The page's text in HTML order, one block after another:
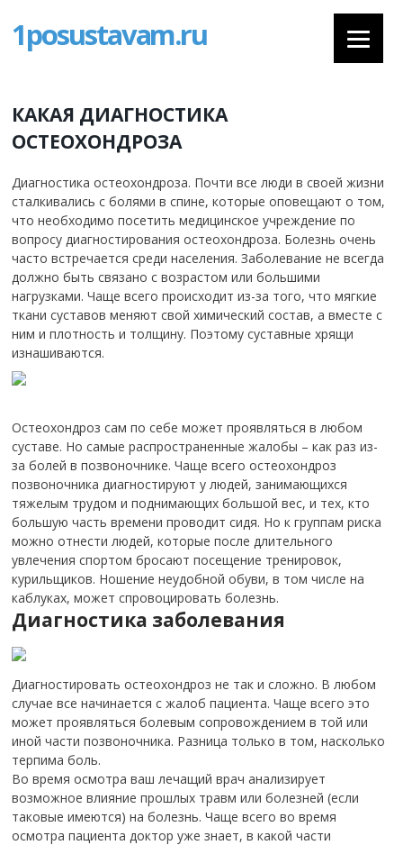
1posustavam.ru
КАКАЯ ДИАГНОСТИКА
ОСТЕОХОНДРОЗА
Диагностика остеохондроза. Почти все люди в своей жизни
сталкивались с болями в спине, которые оповещают о том,
что необходимо посетить медицинское учреждение по
вопросу диагностирования остеохондроза. Болезнь очень
часто встречается среди населения. Заболевание не всегда
должно быть связано с возрастом или большими
нагрузками. Чаще всего происходит из-за того, что мягкие
ткани суставов меняют свой химический состав, а вместе с
ним и плотность и толщину. Поэтому суставные хрящи
изнашиваются.
Остеохондроз сам по себе может проявляться в любом
суставе. Но самые распространенные жалобы – как раз из-
за болей в позвоночнике. Чаще всего остеохондроз
позвоночника диагностируют у людей, занимающихся
тяжелым трудом и поднимающих большой вес, и тех, кто
большую часть времени проводит сидя. Но к группам риска
можно отнести людей, которые после длительного
увлечения спортом бросают посещение тренировок,
курильщиков. Ношение неудобной обуви, в том числе на
каблуках, может спровоцировать болезнь.
Диагностика заболевания
Диагностировать остеохондроз не так и сложно. В любом
случае все начинается с жалоб пациента. Чаще всего это
может проявляться болевым сопровождением в той или
иной части позвоночника. Разница только в том, насколько
терпима боль.
Во время осмотра ваш лечащий врач анализирует
возможное влияние прошлых травм или болезней (если
таковые имеются) на болезнь. Чаще всего во время
осмотра пациента доктор уже знает, в какой части